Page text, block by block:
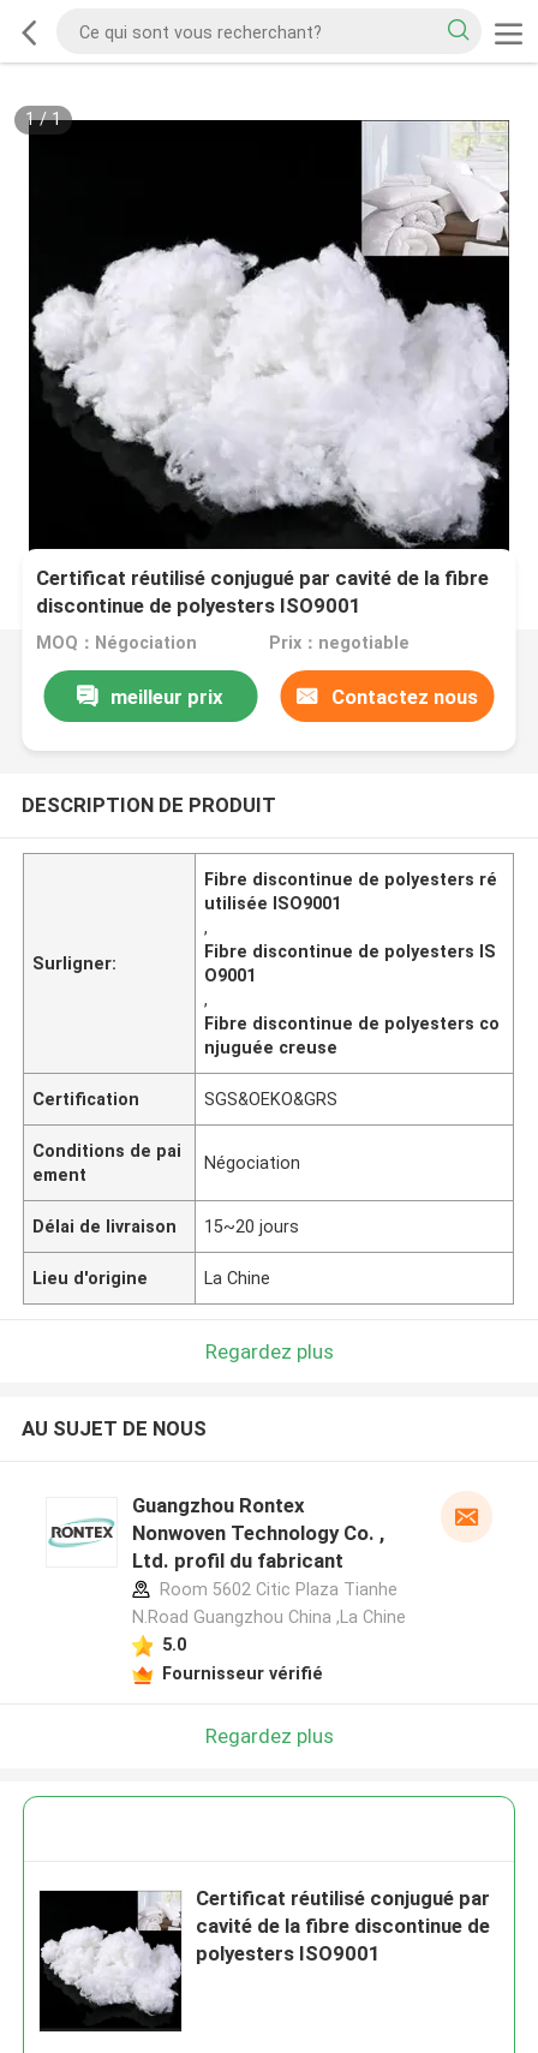
1/1
Certificat réutilisé conjugué par cavité de la fibre
discontinue de polyesters ISO9001
MOQ：Négociation Prix：negotiable
meilleur prix Contactez nous
DESCRIPTION DE PRODUIT
Surligner:
Fibre discontinue de polyesters ré
utilisée ISO9001
,
Fibre discontinue de polyesters IS
O9001
,
Fibre discontinue de polyesters co
njuguée creuse
Certification SGS&OEKO&GRS
Conditions de pai
ement
Négociation
Délai de livraison 15~20 jours
Lieu d'origine La Chine
Regardez plus
AU SUJET DE NOUS
Guangzhou Rontex
Nonwoven Technology Co. ,
Ltd. profil du fabricant
Room 5602 Citic Plaza Tianhe
N.Road Guangzhou China ,La Chine
5.0
Fournisseur vérifié
Regardez plus
Certificat réutilisé conjugué par
cavité de la fibre discontinue de
polyesters ISO9001